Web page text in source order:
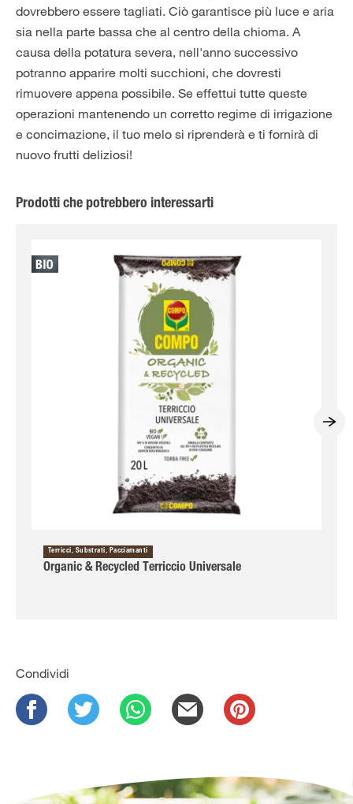
dovrebbero essere tagliati. Ciò garantisce più luce e aria
sia nella parte bassa che al centro della chioma. A
causa della potatura severa, nell'anno successivo
potranno apparire molti succhioni, che dovresti
rimuovere appena possibile. Se effettui tutte queste
operazioni mantenendo un corretto regime di irrigazione
e concimazione, il tuo melo si riprenderà e ti fornirà di
nuovo frutti deliziosi!
Prodotti che potrebbero interessarti
Terricci, Substrati, Pacciamanti
Organic & Recycled Terriccio Universale
Condividi